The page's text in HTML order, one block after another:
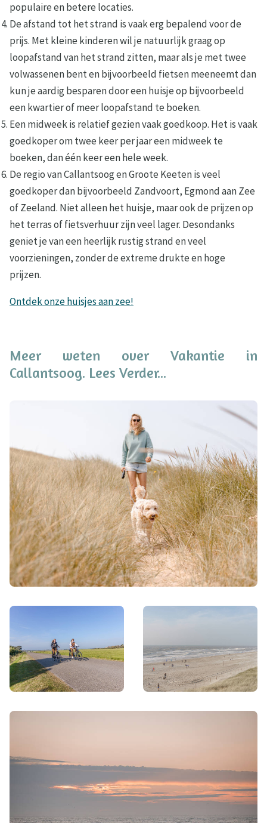
populaire en betere locaties.
De afstand tot het strand is vaak erg bepalend voor de
prijs. Met kleine kinderen wil je natuurlijk graag op
loopafstand van het strand zitten, maar als je met twee
volwassenen bent en bijvoorbeeld fietsen meeneemt dan
kun je aardig besparen door een huisje op bijvoorbeeld
een kwartier of meer loopafstand te boeken.
Een midweek is relatief gezien vaak goedkoop. Het is vaak
goedkoper om twee keer per jaar een midweek te
boeken, dan één keer een hele week.
De regio van Callantsoog en Groote Keeten is veel
goedkoper dan bijvoorbeeld Zandvoort, Egmond aan Zee
of Zeeland. Niet alleen het huisje, maar ook de prijzen op
het terras of fietsverhuur zijn veel lager. Desondanks
geniet je van een heerlijk rustig strand en veel
voorzieningen, zonder de extreme drukte en hoge
prijzen.
Ontdek onze huisjes aan zee!
Meer weten over Vakantie in
Callantsoog. Lees Verder...